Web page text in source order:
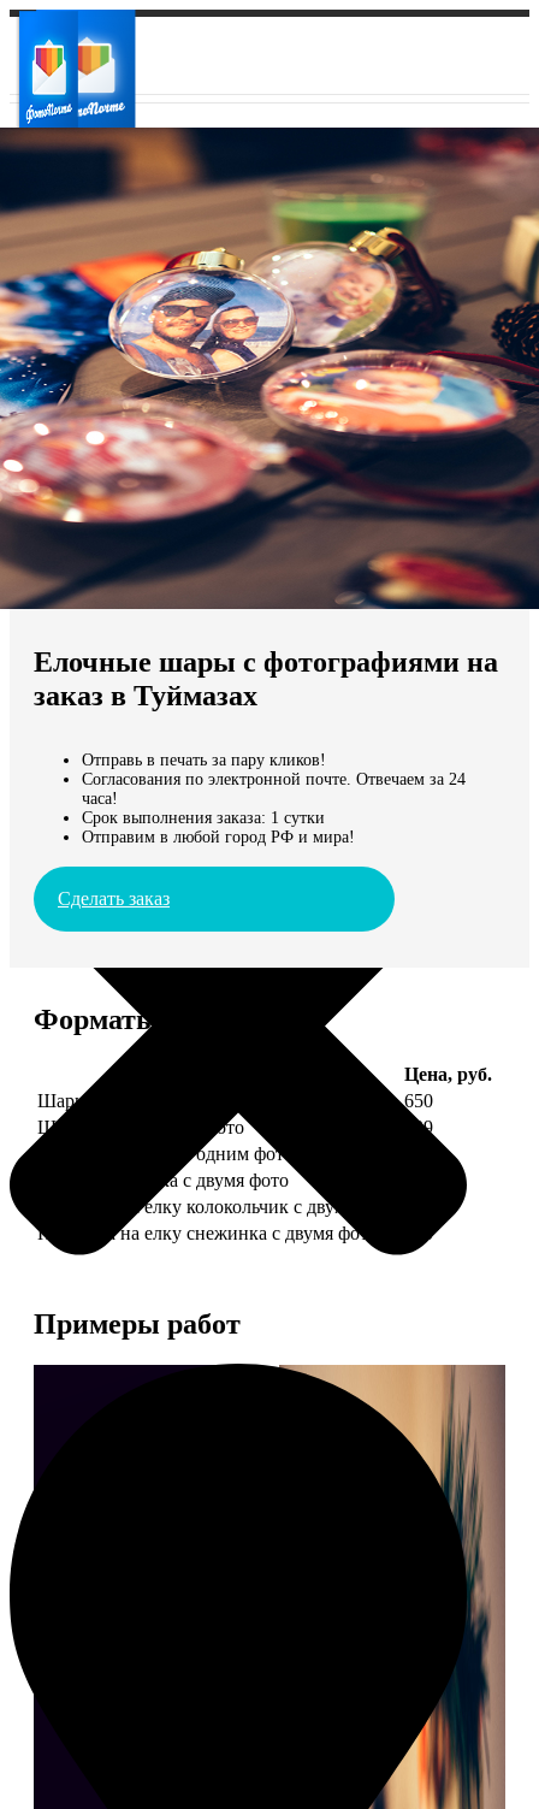
Ваш город:
Ваш регион доставки
Выберите из списка:
Мы доставляем по всему миру
Продолжить без города
Елочные шары с фотографиями на
заказ в Туймазах
Отправь в печать за пару кликов!
Согласования по электронной почте. Отвечаем за 24
часа!
Срок выполнения заказа: 1 сутки
Отправим в любой город РФ и мира!
Сделать заказ
Форматы и цены
Цена, руб.
Шарик елочный с 1 фото
650
Шарик елочный с 2 фото
699
Шарик-шкатулка с одним фото
Шарик-шкатулка с двумя фото
Подвеска на елку колокольчик с двумя фото
Подвеска на елку снежинка с двумя фото
590
Примеры работ